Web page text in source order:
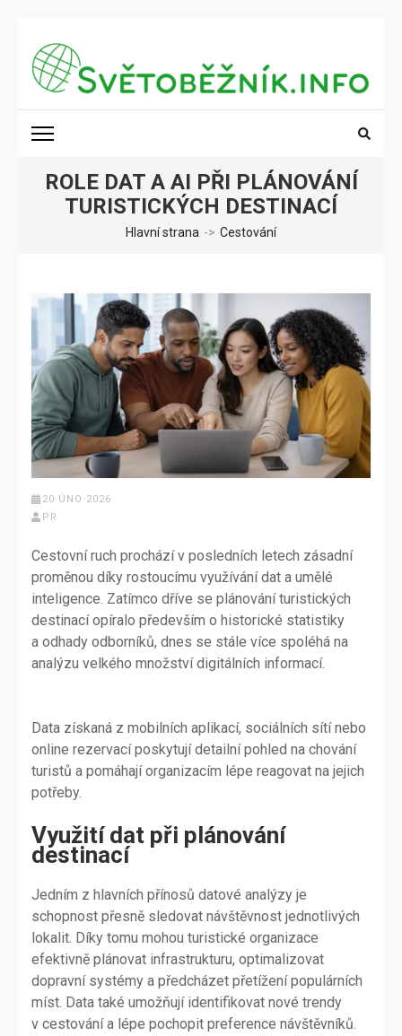
obsah
(stiskněte
Enter)
SVĚTOBĚŽNÍK.INFO
ROLE DAT A AI PŘI PLÁNOVÁNÍ
TURISTICKÝCH DESTINACÍ
Hlavní strana -> Cestování
20 ÚNO 2026
PR
Cestovní ruch prochází v posledních letech zásadní
proměnou díky rostoucímu využívání dat a umělé
inteligence. Zatímco dříve se plánování turistických
destinací opíralo především o historické statistiky
a odhady odborníků, dnes se stále více spoléhá na
analýzu velkého množství digitálních informací.
Data získaná z mobilních aplikací, sociálních sítí nebo
online rezervací poskytují detailní pohled na chování
turistů a pomáhají organizacím lépe reagovat na jejich
potřeby.
Využití dat při plánování
destinací
Jedním z hlavních přínosů datové analýzy je
schopnost přesně sledovat návštěvnost jednotlivých
lokalit. Díky tomu mohou turistické organizace
efektivně plánovat infrastrukturu, optimalizovat
dopravní systémy a předcházet přetížení populárních
míst. Data také umožňují identifikovat nové trendy
v cestování a lépe pochopit preference návštěvníků.